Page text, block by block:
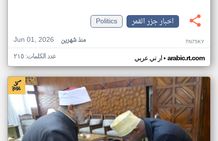
اخبار جزر القمر
Politics
Jun 01, 2026
منذ شهرين TN75KY
ار تي عربي• arabic.rt.com عدد الكلمات: ٢١٥